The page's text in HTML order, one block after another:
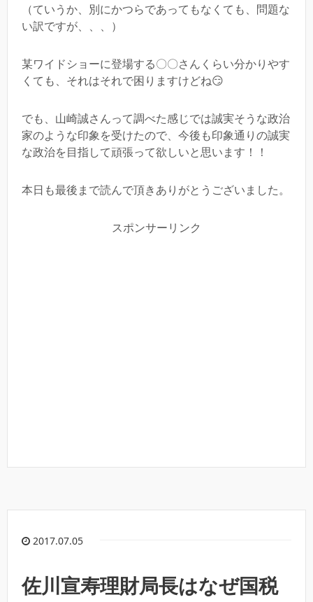
（ていうか、別にかつらであってもなくても、問題な
い訳ですが、、、）
某ワイドショーに登場する〇〇さんくらい分かりやす
くても、それはそれで困りますけどね😏
でも、山崎誠さんって調べた感じでは誠実そうな政治
家のような印象を受けたので、今後も印象通りの誠実
な政治を目指して頑張って欲しいと思います！！
本日も最後まで読んで頂きありがとうございました。
スポンサーリンク
2017.07.05
佐川宣寿理財局長はなぜ国税